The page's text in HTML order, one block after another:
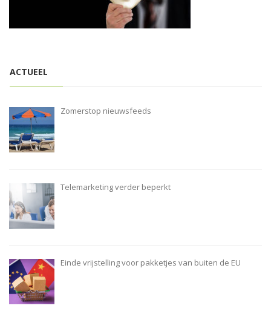
o
n
ACTUEEL
Zomerstop nieuwsfeeds
Telemarketing verder beperkt
Einde vrijstelling voor pakketjes van buiten de EU